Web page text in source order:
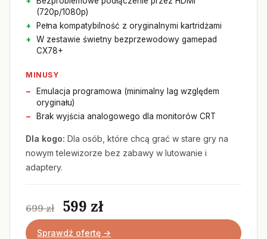
(720p/1080p)
Pełna kompatybilność z oryginalnymi kartridżami
W zestawie świetny bezprzewodowy gamepad
CX78+
MINUSY
Emulacja programowa (minimalny lag względem
oryginału)
Brak wyjścia analogowego dla monitorów CRT
Dla kogo: Dla osób, które chcą grać w stare gry na
nowym telewizorze bez zabawy w lutowanie i
adaptery.
699 zł 599 zł
Sprawdź ofertę →